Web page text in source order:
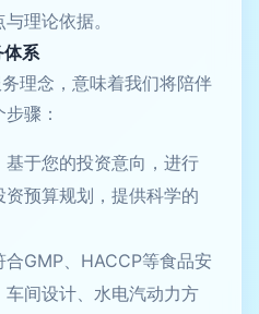
理论依据。
体系
理念，意味着我们将陪伴
骤：
基于您的投资意向，进行
预算规划，提供科学的
合GMP、HACCP等食品安
间设计、水电汽动力方